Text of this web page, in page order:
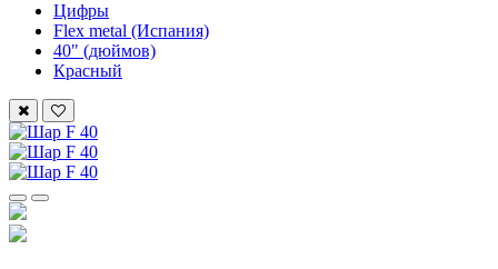
Цифры
Flex metal (Испания)
40" (дюймов)
Красный